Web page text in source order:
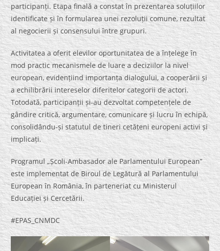
participanți. Etapa finală a constat în prezentarea soluțiilor
identificate și în formularea unei rezoluții comune, rezultat
al negocierii și consensului între grupuri.
Activitatea a oferit elevilor oportunitatea de a înțelege în
mod practic mecanismele de luare a deciziilor la nivel
european, evidențiind importanța dialogului, a cooperării și
a echilibrării intereselor diferitelor categorii de actori.
Totodată, participanții și-au dezvoltat competențele de
gândire critică, argumentare, comunicare și lucru în echipă,
consolidându-și statutul de tineri cetățeni europeni activi și
implicați.
Programul „Școli-Ambasador ale Parlamentului European”
este implementat de Biroul de Legătură al Parlamentului
European în România, în parteneriat cu Ministerul
Educației și Cercetării.
#EPAS_CNMDC